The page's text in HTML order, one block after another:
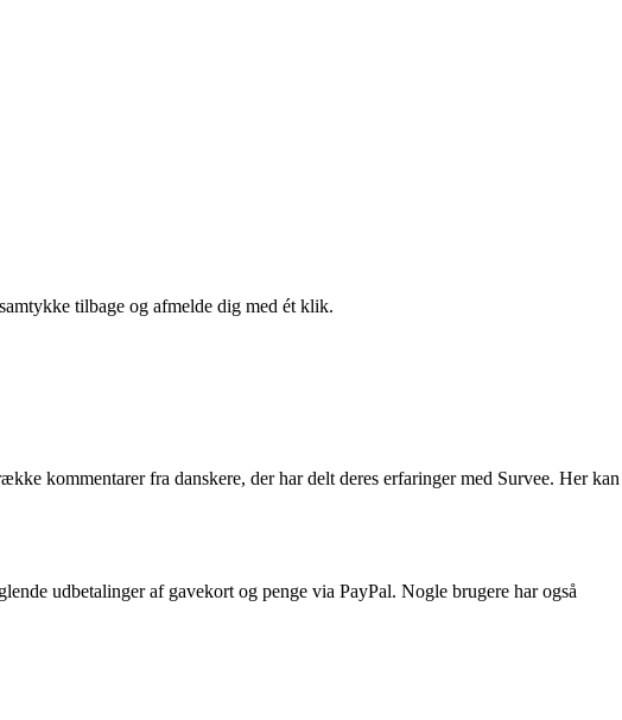
tilbage og afmelde dig med ét klik.
kommentarer fra danskere, der har delt deres erfaringer med Survee. Her kan
udbetalinger af gavekort og penge via PayPal. Nogle brugere har også